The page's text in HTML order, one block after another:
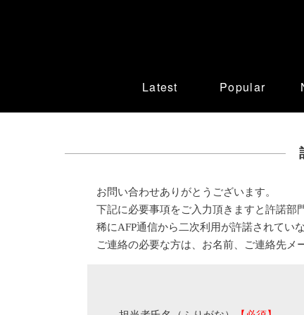
Latest Popular
お問い合わせありがとうございます。
下記に必要事項をご入力頂きますと許諾部
稀にAFP通信から二次利用が許諾されてい
ご連絡の必要な方は、お名前、ご連絡先メ